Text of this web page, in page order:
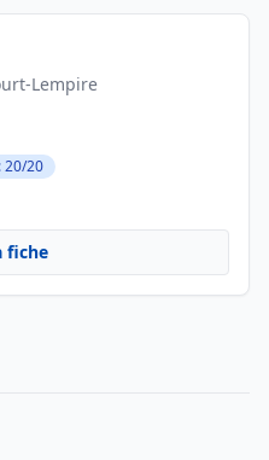
Lempire
20/20
fiche